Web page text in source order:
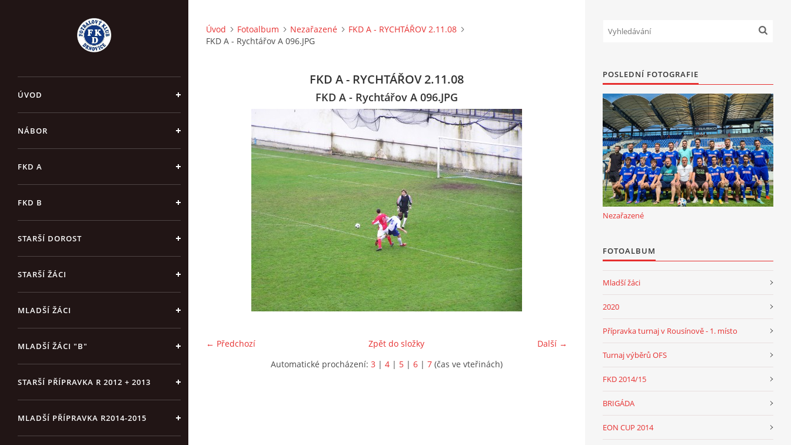
ÚVOD
NÁBOR
FKD A
FKD B
STARŠÍ DOROST
STARŠÍ ŽÁCI
MLADŠÍ ŽÁCI
MLADŠÍ ŽÁCI "B"
STARŠÍ PŘÍPRAVKA R 2012 + 2013
MLADŠÍ PŘÍPRAVKA R2014-2015
Úvod Fotoalbum Nezařazené
FKD A - RYCHTÁŘOV 2.11.08
FKD A - Rychtářov A 096.JPG
FKD A - RYCHTÁŘOV 2.11.08
FKD A - Rychtářov A 096.JPG
← Předchozí Další →
Zpět do složky
Automatické procházení: 3 | 4 | 5 | 6 | 7 (čas ve vteřinách)
POSLEDNÍ FOTOGRAFIE
Nezařazené
FOTOALBUM
Mladší žáci
2020
Přípravka turnaj v Rousínově - 1. místo
Turnaj výběrů OFS
FKD 2014/15
BRIGÁDA
EON CUP 2014